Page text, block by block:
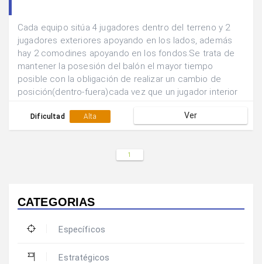
Cada equipo sitúa 4 jugadores dentro del terreno y 2
jugadores exteriores apoyando en los lados, además
hay 2 comodines apoyando en los fondos.Se trata de
mantener la posesión del balón el mayor tiempo
posible con la obligación de realizar un cambio de
posición(dentro-fuera)cada vez que un jugador interior
exterior.
Dificultad Alta Ver
1
CATEGORIAS
Específicos
Estratégicos